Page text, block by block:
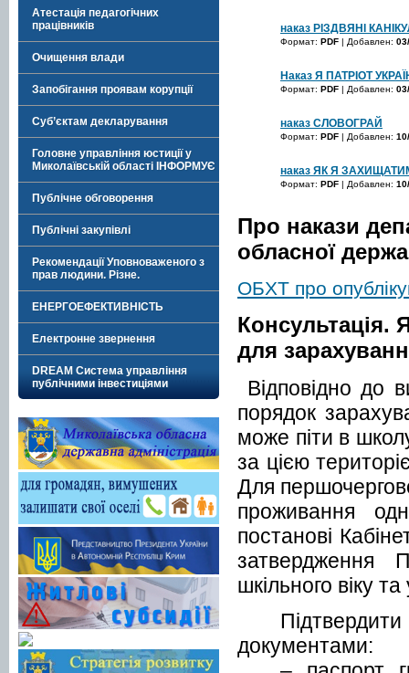
Атестація педагогічних
працівників
Очищення влади
Запобігання проявам корупції
Суб’єктам декларування
Головне управління юстиції у
Миколаївській області ІНФОРМУЄ
Публічне обговорення
Публічні закупівлі
Рекомендації Уповноваженого з
прав людини. Різне.
ЕНЕРГОЕФЕКТИВНІСТЬ
Електронне звернення
DREAM Система управління
публічними інвестиціями
наказ РІЗДВЯНІ
Формат: PDF | Добавлен:
Наказ Я ПАТРІОТ
Формат: PDF | Добавлен:
наказ СЛОВОГРАЙ
Формат: PDF | Добавлен:
наказ ЯК Я
Формат: PDF | Добавлен:
Про накази
обласної
ОБХТ про
Консультація.
для
Відповідно до
порядок
може піти в
за цією
Для
проживання
постанові
затвердження
шкільного віку та
документами: